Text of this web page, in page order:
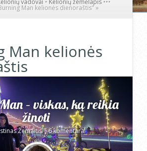
Man kelionės dienoraštis"»
Man kelionės
– viskas, ką reikia
žinoti
Žemaitis|6 komentarai